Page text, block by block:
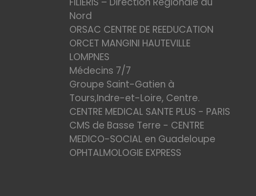
Nord
ORSAC CENTRE DE REEDUCATION
ORCET MANGINI HAUTEVILLE
LOMPNES
Médecins 7/7
Groupe Saint-Gatien à
Tours,Indre-et-Loire, Centre.
CENTRE MEDICAL SANTE PLUS - PARIS
CMS de Basse Terre - CENTRE
MEDICO-SOCIAL en Guadeloupe
OPHTALMOLOGIE EXPRESS